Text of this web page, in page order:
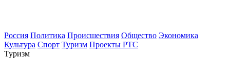
Россия Политика Происшествия Общество Экономика
Культура Спорт Туризм Проекты РТС
Туризм